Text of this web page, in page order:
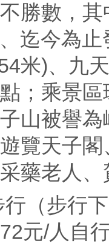
勝數，
、迄今為
米)、九
；乘景
子山被譽
覽天子
藥老人
（步行
元/人自